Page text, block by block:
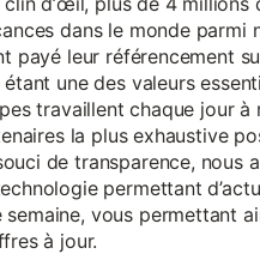
dans le monde parmi
payé leur référencement
une des valeurs
travaillent chaque jour à
la plus exhaustive
de transparence, nous
permettant
semaine, vous permettant
à jour.